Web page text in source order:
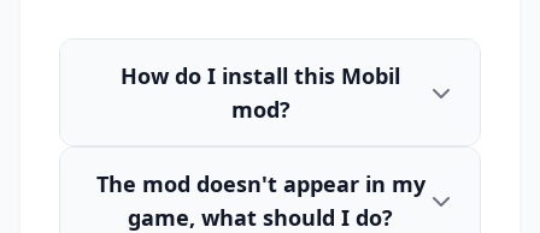
How do I install this Mobil
mod?
The mod doesn't appear in my
game, what should I do?